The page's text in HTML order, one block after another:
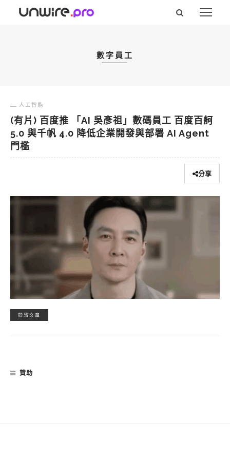
數字員工
人工智能
(有片) 百度推 「AI 吳彥祖」數碼員工 百度百舸
5.0 與千帆 4.0 降低企業開發與部署 AI Agent
門檻
分享
閱讀文章
贊助